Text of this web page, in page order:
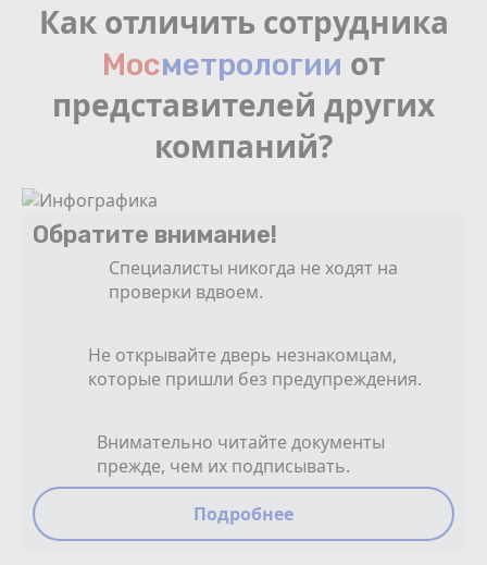
Как отличить сотрудника
Мосмeтрологии от
представителей других
компаний?
Обратите внимание!
Специалисты никогда не ходят на
проверки вдвоем.
Не открывайте дверь незнакомцам,
которые пришли без предупреждения.
Внимательно читайте документы
прежде, чем их подписывать.
Подробнее